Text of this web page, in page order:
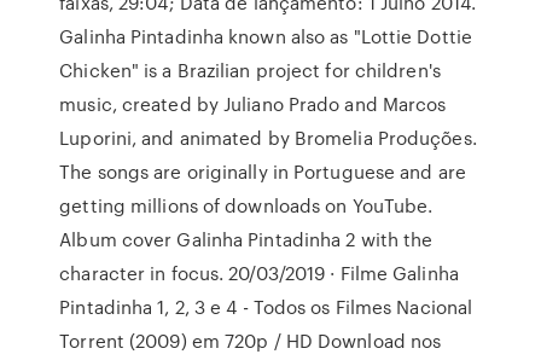
Galinha Pintadinha known also as "Lottie Dottie
Chicken" is a Brazilian project for children's
music, created by Juliano Prado and Marcos
Luporini, and animated by Bromelia Produções.
The songs are originally in Portuguese and are
getting millions of downloads on YouTube.
Album cover Galinha Pintadinha 2 with the
character in focus. 20/03/2019 · Filme Galinha
Pintadinha 1, 2, 3 e 4 - Todos os Filmes Nacional
Torrent (2009) em 720p / HD Download nos